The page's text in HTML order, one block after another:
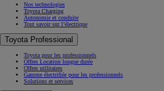
Nos technologies
Toyota Charging
Autonomie et conduite
Tout savoir sur l’électrique
Toyota Professional
Toyota pour les professionnels
Offres Location longue durée
Offres utilitaires
Gamme électrifiée pour les professionnels
Solutions et services